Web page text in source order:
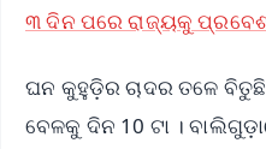
୩ ଦିନ ପରେ ରାଜ୍ୟକୁ
ଘନ କୁହୁଡ଼ିର ଚାଦର ତଳେ
ବେଳକୁ ଦିନ 10 ଟା ।